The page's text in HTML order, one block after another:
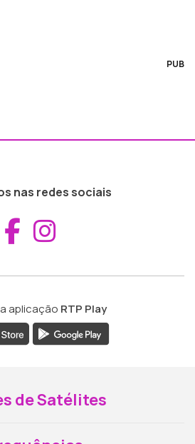
PUB
nas redes sociais
Aceder ao
aplicação RTP Play
de Satélites